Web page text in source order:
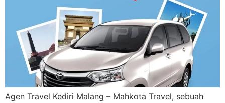
Agen Travel Kediri Malang – Mahkota Travel, sebuah